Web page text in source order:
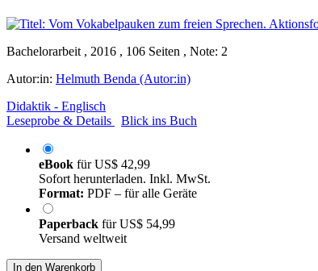
Bachelorarbeit , 2016 , 106 Seiten , Note: 2
Autor:in: Helmuth Benda (Autor:in)
Didaktik - Englisch
Leseprobe & Details
Blick ins Buch
eBook fürUS$ 42,99
Sofort herunterladen. Inkl. MwSt.
Format: PDF – für alle Geräte
Paperback fürUS$ 54,99
Versand weltweit
In den Warenkorb